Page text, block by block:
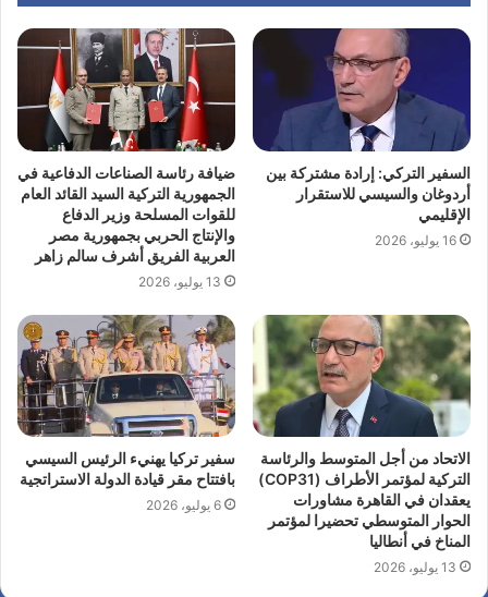
السفير التركي: إرادة مشتركة بين
أردوغان والسيسي للاستقرار
الإقليمي
16 يوليو، 2026
ضيافة رئاسة الصناعات الدفاعية في
الجمهورية التركية السيد القائد العام
للقوات المسلحة وزير الدفاع
والإنتاج الحربي بجمهورية مصر
العربية الفريق أشرف سالم زاهر
13 يوليو، 2026
الاتحاد من أجل المتوسط والرئاسة
التركية لمؤتمر الأطراف (COP31)
يعقدان في القاهرة مشاورات
الحوار المتوسطي تحضيرا لمؤتمر
المناخ في أنطاليا
13 يوليو، 2026
سفير تركيا يهنيء الرئيس السيسي
بافتتاح مقر قيادة الدولة الاستراتجية
6 يوليو، 2026